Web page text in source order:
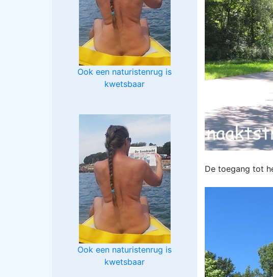
Ook een naturistenrug is
kwetsbaar
Ook een naturistenrug is
kwetsbaar
De toegang tot